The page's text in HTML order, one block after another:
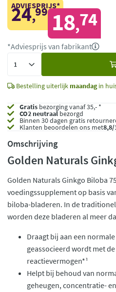
ADVIESPRIJS*
24,99 18,74
*Adviesprijs van fabrikant
Bestelling uiterlijk maandagin
Gratis bezorging vanaf 35,- *
CO2 neutraalbezorgd
Binnen 30 dagen gratis
Klanten beoordelen ons met8,8/
Omschrijving
Golden Naturals
Golden Naturals Ginkgo Biloba
voedingssupplement op basis
biloba-bladeren. In de
worden deze bladeren al meer
Draagt bij aan een
geassocieerd wordt met
reactievermogen*¹
Helpt bij behoud van
geheugen, concentratie-